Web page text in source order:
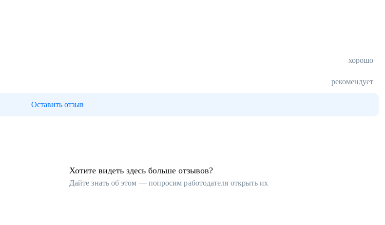
хорошо
рекомендует
Оставить отзыв
Хотите видеть здесь больше отзывов?
Дайте знать об этом — попросим работодателя открыть их